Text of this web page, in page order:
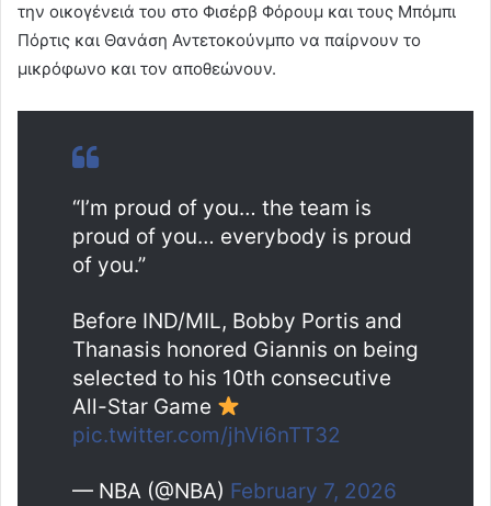
την οικογένειά του στο Φισέρβ Φόρουμ και τους Μπόμπι
Πόρτις και Θανάση Αντετοκούνμπο να παίρνουν το
μικρόφωνο και τον αποθεώνουν.
“I’m proud of you… the team is
proud of you… everybody is proud
of you.”
Before IND/MIL, Bobby Portis and
Thanasis honored Giannis on being
selected to his 10th consecutive
All-Star Game
pic.twitter.com/jhVi6nTT32
— NBA (@NBA) February 7, 2026